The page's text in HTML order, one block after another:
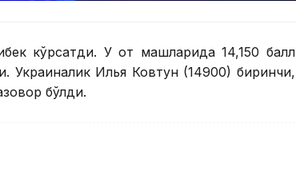
кўрсатди. У от машқларида 14,150 балл
Украиналик Илья Ковтун (14900) биринчи,
бўлди.